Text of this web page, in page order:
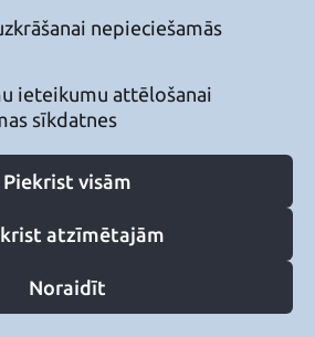
nepieciešamās
ieteikumu attēlošanai
sīkdatnes
Piekrist visām
atzīmētajām
Noraidīt